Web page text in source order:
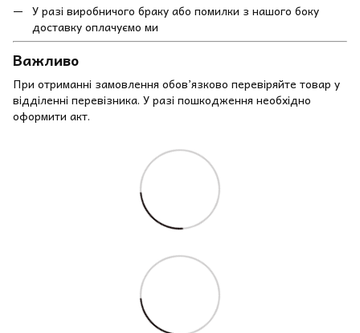
У разі виробничого браку або помилки з нашого боку
доставку оплачуємо ми
Важливо
При отриманні замовлення обов’язково перевіряйте товар у
відділенні перевізника. У разі пошкодження необхідно
оформити акт.